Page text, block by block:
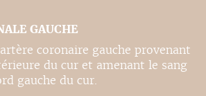
GAUCHE
coronaire gauche provenant
du cur et amenant le sang
gauche du cur.